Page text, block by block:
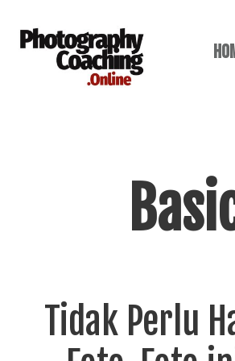
Tidak Perlu